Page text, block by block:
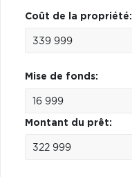
Coût de la propriété:
Mise de fonds:
Montant du prêt: